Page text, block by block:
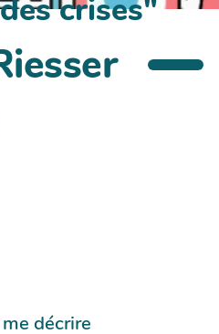
crises"
décrire